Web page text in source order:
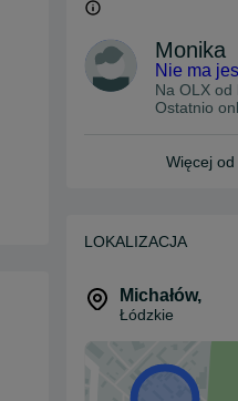
Monika
Nie ma
Na OLX od
Ostatnio
Więcej od
LOKALIZACJA
Michałów,
Łódzkie